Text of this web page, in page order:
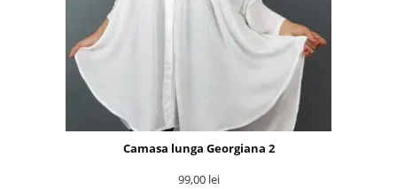
Camasa lunga Georgiana 2
99,00 lei